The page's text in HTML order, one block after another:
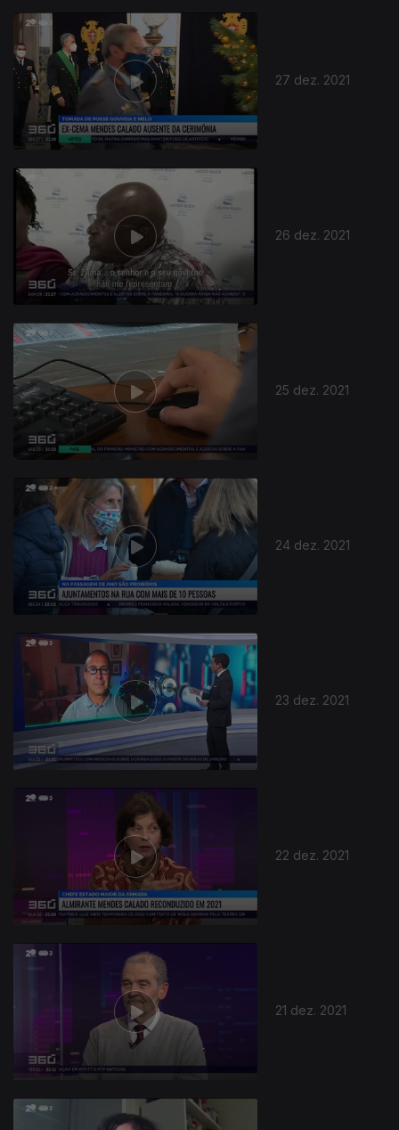
27 dez. 2021
26 dez. 2021
25 dez. 2021
24 dez. 2021
23 dez. 2021
22 dez. 2021
21 dez. 2021
587280